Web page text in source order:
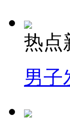
热点
男子